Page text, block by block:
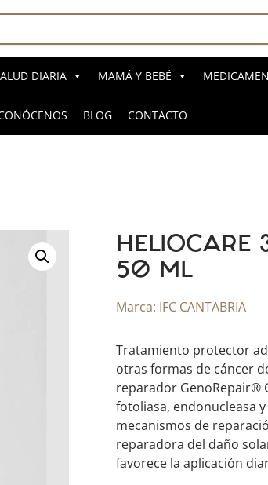
DIARIA MAMÁ Y BEBÉ
BLOG CONTACTO
50 ML
Marca: IFC CANTABRIA
Tratamiento protector
otras formas de cáncer
reparador GenoRepair®
fotoliasa, endonucleasa
mecanismos de
reparadora del daño
favorece la aplicación